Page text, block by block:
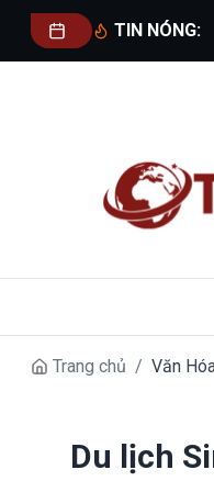
TIN NÓNG:
Trang chủ / Văn
Du lịch